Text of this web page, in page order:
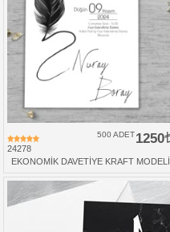
24278
1250
500 ADET
EKONOMİK DAVETİYE KRAFT MODELİ